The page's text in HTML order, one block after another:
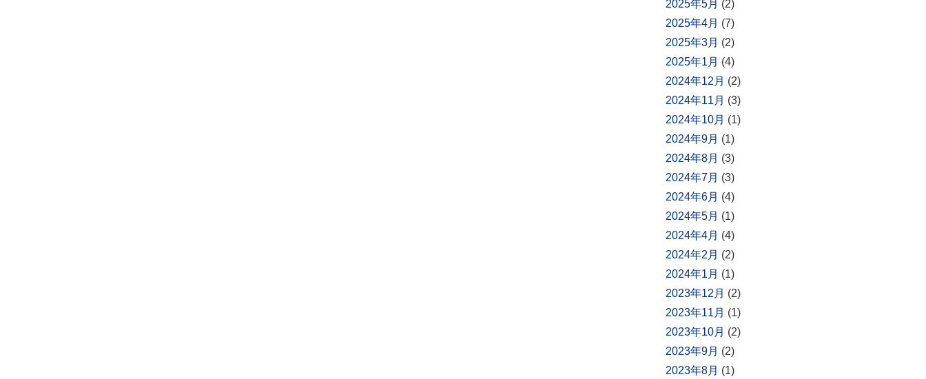
2025年4月 (7)
2025年3月 (2)
2025年1月 (4)
2024年12月 (2)
2024年11月 (3)
2024年10月 (1)
2024年9月 (1)
2024年8月 (3)
2024年7月 (3)
2024年6月 (4)
2024年5月 (1)
2024年4月 (4)
2024年2月 (2)
2024年1月 (1)
2023年12月 (2)
2023年11月 (1)
2023年10月 (2)
2023年9月 (2)
2023年8月 (1)